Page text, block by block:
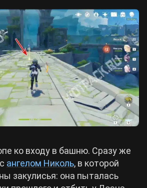
ко входу в башню. Сразу же
ангелом Николь, в которой
закулисья: она пыталась